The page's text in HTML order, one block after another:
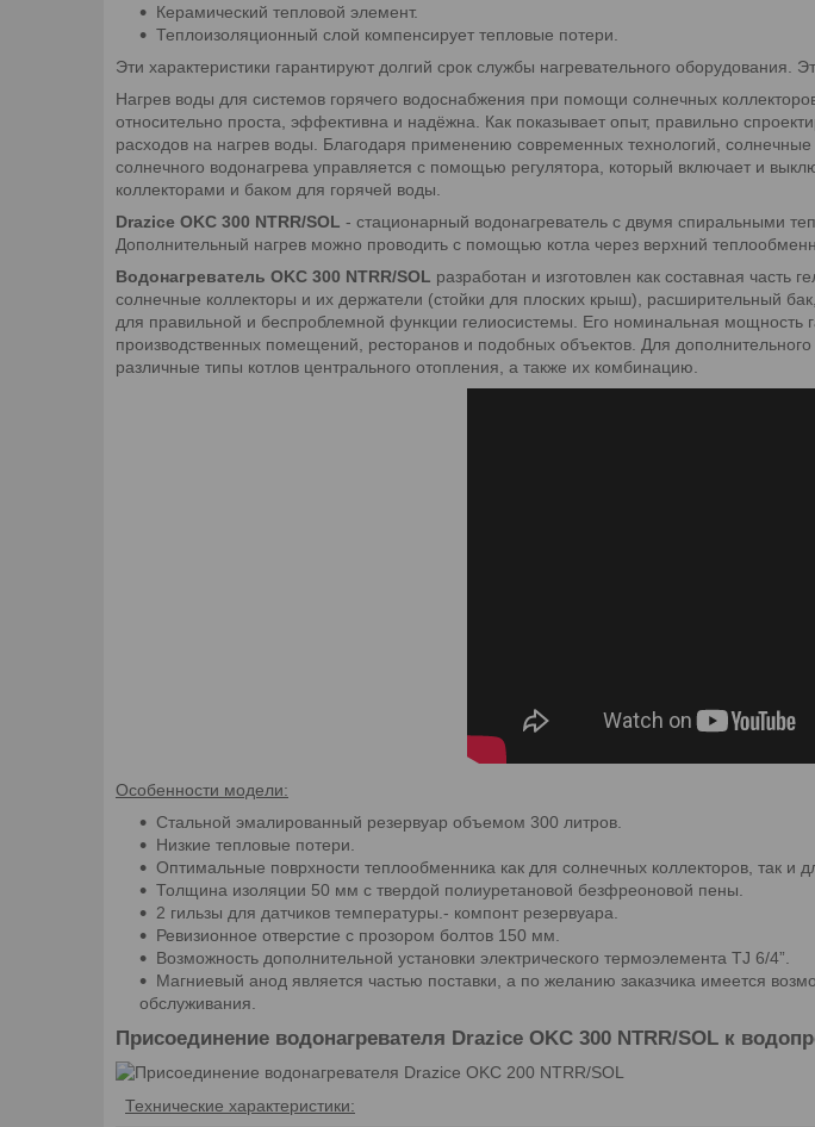
Керамический тепловой элемент.
Теплоизоляционный слой компенсирует тепловые потери.
Эти характеристики гарантируют долгий срок службы нагревательного оборудования.
Нагрев воды для системов горячего водоснабжения при помощи солнечных
относительно проста, эффективна и надёжна. Как показывает опыт, правильно
расходов на нагрев воды. Благодаря применению современных технологий,
солнечного водонагрева управляется с помощью регулятора, который включает и
коллекторами и баком для горячей воды.
Drazice OKC 300 NTRR/SOL - стационарный водонагреватель с двумя спиральными
Дополнительный нагрев можно проводить с помощью котла через верхний
Водонагреватель OKC 300 NTRR/SOL разработан и изготовлен как составная
солнечные коллекторы и их держатели (стойки для плоских крыш), расширительный
для правильной и беспроблемной функции гелиосистемы. Его номинальная мощность
производственных помещений, ресторанов и подобных объектов. Для
различные типы котлов центрального отопления, а также их комбинацию.
Особенности модели:
Стальной эмалированный резервуар объемом 300 литров.
Низкие тепловые потери.
Оптимальные поврхности теплообменника как для солнечных коллекторов, так и
Толщина изоляции 50 мм с твердой полиуретановой безфреоновой пены.
2 гильзы для датчиков температуры.- компонт резервуара.
Ревизионное отверстие с прозором болтов 150 мм.
Возможность дополнительной установки электрического термоэлемента TJ 6/4”.
Магниевый анод является частью поставки, а по желанию заказчика имеется
обслуживания.
Присоединение водонагревателя Drazice OKC 300 NTRR/SOL к
Технические характеристики: